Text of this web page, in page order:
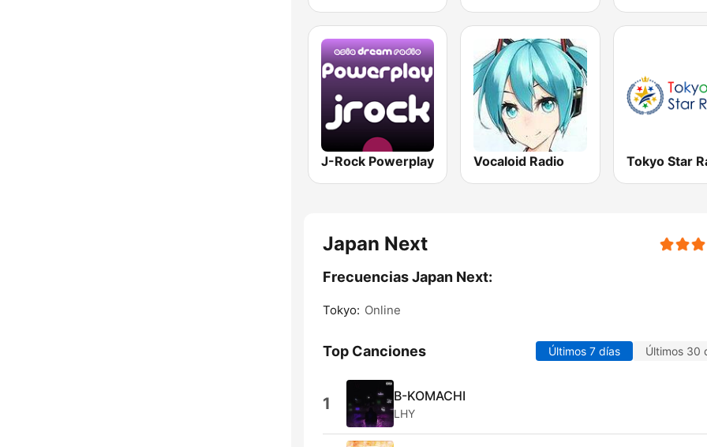
J-Rock Powerplay Vocaloid Radio
Japan Next
Frecuencias Japan Next:
Tokyo: Online
Top Canciones Últimos 7 días Últimos 30
1 B-KOMACHI
LHY